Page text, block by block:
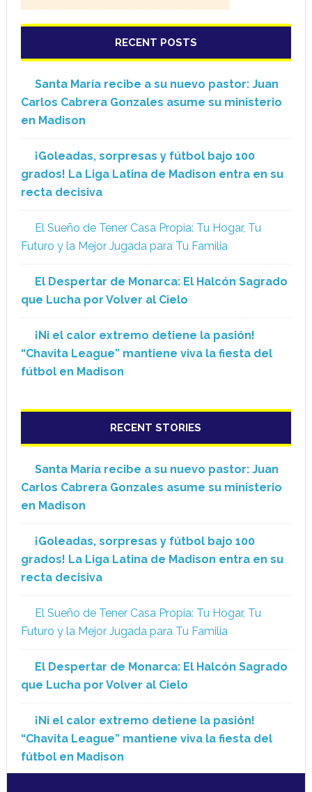
RECENT POSTS
Santa María recibe a su nuevo pastor: Juan
Carlos Cabrera Gonzales asume su ministerio
en Madison
¡Goleadas, sorpresas y fútbol bajo 100
grados! La Liga Latina de Madison entra en su
recta decisiva
El Sueño de Tener Casa Propia: Tu Hogar, Tu
Futuro y la Mejor Jugada para Tu Familia
El Despertar de Monarca: El Halcón Sagrado
que Lucha por Volver al Cielo
¡Ni el calor extremo detiene la pasión!
“Chavita League” mantiene viva la fiesta del
fútbol en Madison
RECENT STORIES
Santa María recibe a su nuevo pastor: Juan
Carlos Cabrera Gonzales asume su ministerio
en Madison
¡Goleadas, sorpresas y fútbol bajo 100
grados! La Liga Latina de Madison entra en su
recta decisiva
El Sueño de Tener Casa Propia: Tu Hogar, Tu
Futuro y la Mejor Jugada para Tu Familia
El Despertar de Monarca: El Halcón Sagrado
que Lucha por Volver al Cielo
¡Ni el calor extremo detiene la pasión!
“Chavita League” mantiene viva la fiesta del
fútbol en Madison